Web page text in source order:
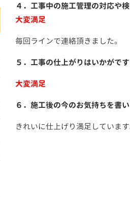
４．工事中の施工管理の対応や
大変満足
毎回ラインで連絡頂きました。
５．工事の仕上がりはいかがで
大変満足
６．施工後の今のお気持ちを書
きれいに仕上げり満足していま